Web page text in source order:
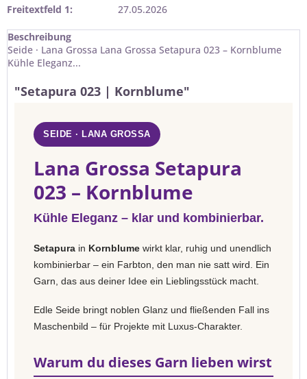
Freitextfeld 1:
27.05.2026
Beschreibung
Seide · Lana Grossa Lana Grossa Setapura 023 – Kornblume
Kühle Eleganz...
"Setapura 023 | Kornblume"
SEIDE · LANA GROSSA
Lana Grossa Setapura
023 – Kornblume
Kühle Eleganz – klar und kombinierbar.
Setapura in Kornblume wirkt klar, ruhig und unendlich
kombinierbar – ein Farbton, den man nie satt wird. Ein
Garn, das aus deiner Idee ein Lieblingsstück macht.
Edle Seide bringt noblen Glanz und fließenden Fall ins
Maschenbild – für Projekte mit Luxus-Charakter.
Warum du dieses Garn lieben wirst